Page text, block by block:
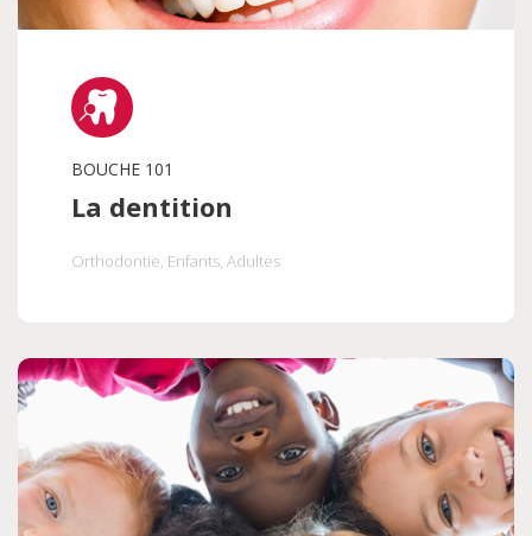
BOUCHE 101
La dentition
Orthodontie, Enfants, Adultes